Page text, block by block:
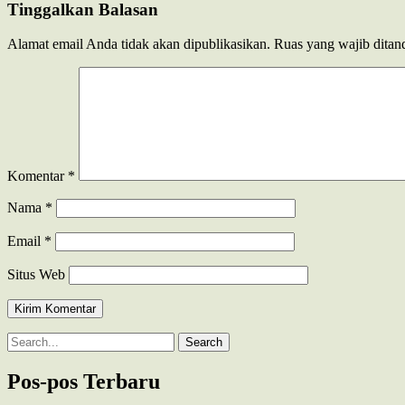
Tinggalkan Balasan
Alamat email Anda tidak akan dipublikasikan. Ruas yang wajib
Komentar *
Nama *
Email *
Situs Web
Search
for:
Pos-pos Terbaru